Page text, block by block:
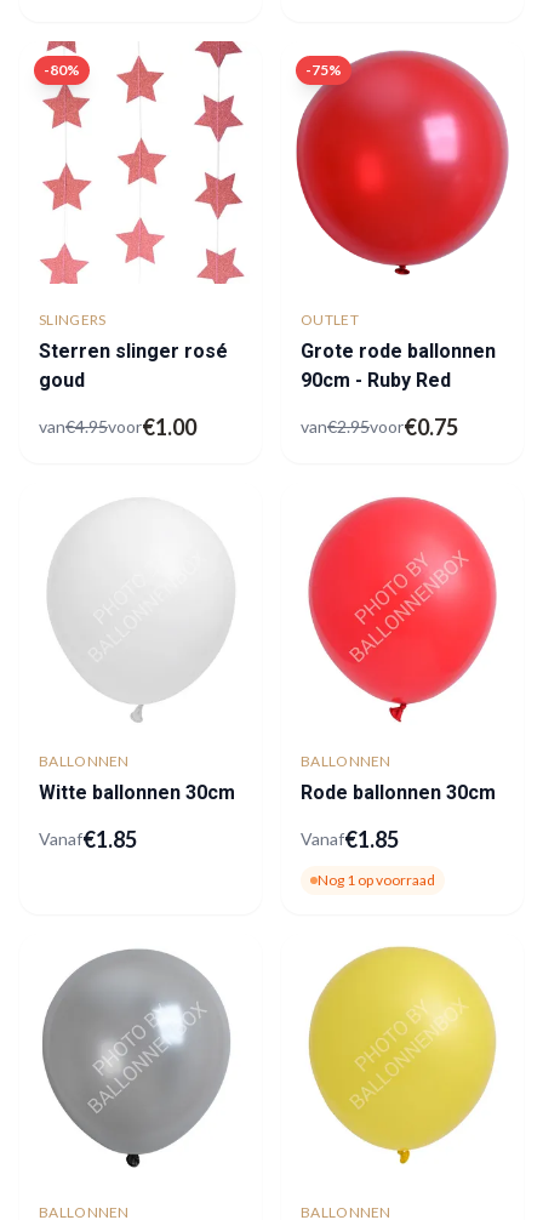
-80%
SLINGERS
Sterren slinger rosé
goud
van€4.95voor€1.00
-75%
OUTLET
Grote rode ballonnen
90cm - Ruby Red
van€2.95voor€0.75
BALLONNEN
Witte ballonnen 30cm
Vanaf€1.85
BALLONNEN
Rode ballonnen 30cm
Vanaf€1.85
Nog 1 op voorraad
BALLONNEN BALLONNEN